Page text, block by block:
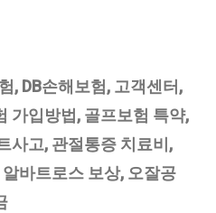
, DB손해보험 , 고객센터 ,
가입방법 , 골프보험 특약,
사고, 관절통증 치료비 ,
알바트로스 보상, 오잘공